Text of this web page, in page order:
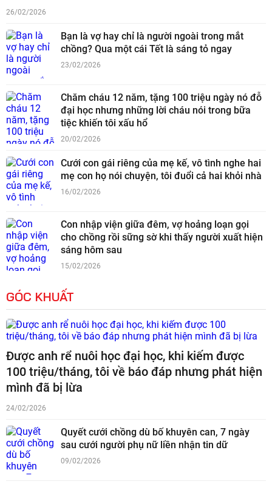
26/02/2026
Bạn là vợ hay chỉ là người ngoài trong mắt
chồng? Qua một cái Tết là sáng tỏ ngay
23/02/2026
Chăm cháu 12 năm, tặng 100 triệu ngày nó đỗ
đại học nhưng những lời cháu nói trong bữa
tiệc khiến tôi xấu hổ
20/02/2026
Cưới con gái riêng của mẹ kế, vô tình nghe hai
mẹ con họ nói chuyện, tôi đuổi cả hai khỏi nhà
16/02/2026
Con nhập viện giữa đêm, vợ hoảng loạn gọi
cho chồng rồi sững sờ khi thấy người xuất hiện
sáng hôm sau
15/02/2026
GÓC KHUẤT
Được anh rể nuôi học đại học, khi kiếm được
100 triệu/tháng, tôi về báo đáp nhưng phát hiện
mình đã bị lừa
24/02/2026
Quyết cưới chồng dù bố khuyên can, 7 ngày
sau cưới người phụ nữ liền nhận tin dữ
09/02/2026